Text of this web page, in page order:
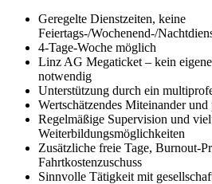
Geregelte Dienstzeiten, keine
Feiertags-/Wochenend-/
4-Tage-Woche möglich
Linz AG Megaticket – kein
notwendig
Unterstützung durch ein
Wertschätzendes Miteinander
Regelmäßige Supervision und
Weiterbildungsmöglichkeiten
Zusätzliche freie Tage, Burnout-
Fahrtkostenzuschuss
Sinnvolle Tätigkeit mit